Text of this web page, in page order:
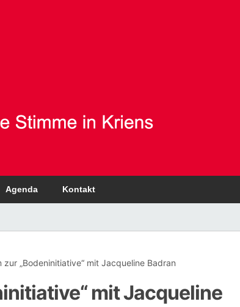
Agenda Kontakt
zur „Bodeninitiative“ mit Jacqueline Badran
mit Jacqueline